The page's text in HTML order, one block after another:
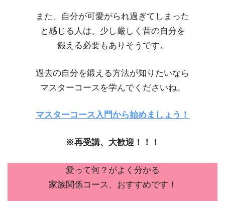
また、自分が可愛がられ過ぎてしまった
と感じる人は、少し厳しく昔の自分を
鍛える必要もありそうです。
過去の自分を鍛える方法が知りたいなら
マスターコースを学んでくださいね。
マスターコース入門から始めましょう！
※再受講、大歓迎！！！
愛って何？がよく分かる
家族関係コース、おすすめです！